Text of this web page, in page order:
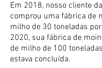
Em 2018, nosso cliente
comprou uma fábrica de
milho de 30 toneladas
2020, sua fábrica de
de milho de 100
estava concluída.